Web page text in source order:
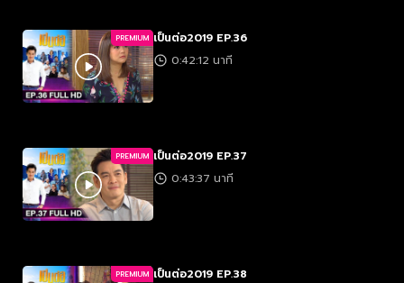
PREMIUM เป็นต่อ2019 EP.36
0:42:12 นาที
PREMIUM เป็นต่อ2019 EP.37
0:43:37 นาที
PREMIUM เป็นต่อ2019 EP.38